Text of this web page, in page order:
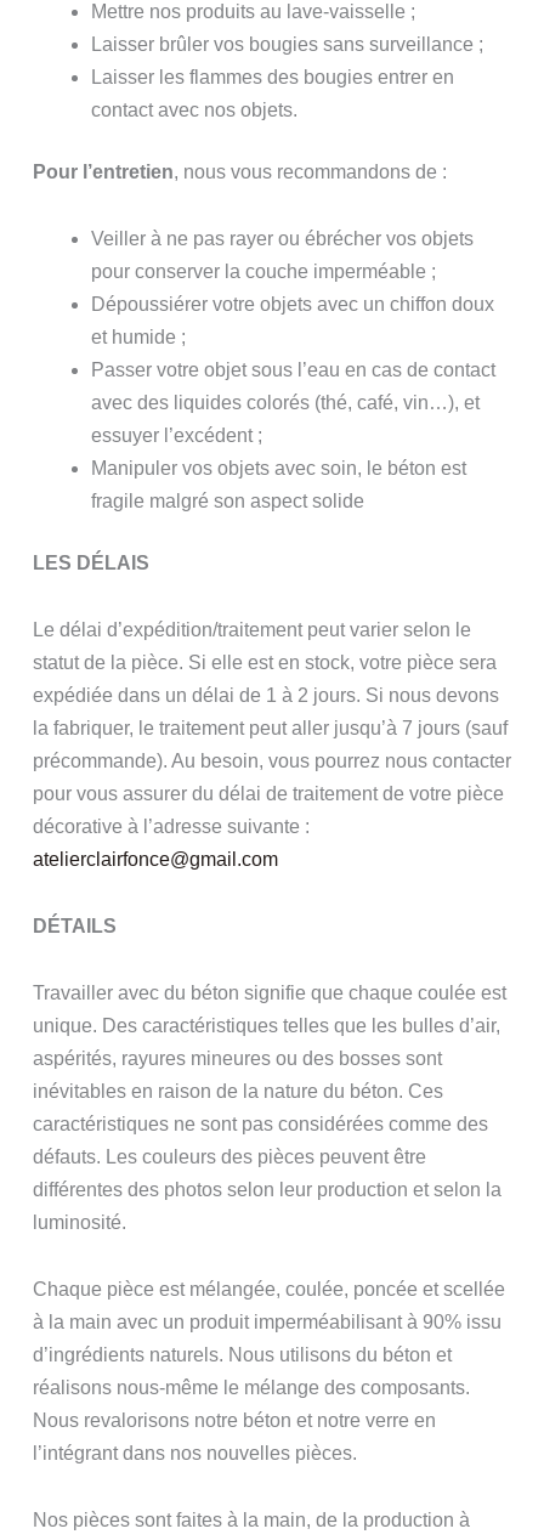
Mettre nos produits au lave-vaisselle ;
Laisser brûler vos bougies sans surveillance ;
Laisser les flammes des bougies entrer en
contact avec nos objets.
Pour l’entretien, nous vous recommandons de :
Veiller à ne pas rayer ou ébrécher vos objets
pour conserver la couche imperméable ;
Dépoussiérer votre objets avec un chiffon doux
et humide ;
Passer votre objet sous l’eau en cas de contact
avec des liquides colorés (thé, café, vin…), et
essuyer l’excédent ;
Manipuler vos objets avec soin, le béton est
fragile malgré son aspect solide
LES DÉLAIS
Le délai d’expédition/traitement peut varier selon le
statut de la pièce. Si elle est en stock, votre pièce sera
expédiée dans un délai de 1 à 2 jours. Si nous devons
la fabriquer, le traitement peut aller jusqu’à 7 jours (sauf
précommande). Au besoin, vous pourrez nous contacter
pour vous assurer du délai de traitement de votre pièce
décorative à l’adresse suivante :
atelierclairfonce@gmail.com
DÉTAILS
Travailler avec du béton signifie que chaque coulée est
unique. Des caractéristiques telles que les bulles d’air,
aspérités, rayures mineures ou des bosses sont
inévitables en raison de la nature du béton. Ces
caractéristiques ne sont pas considérées comme des
défauts. Les couleurs des pièces peuvent être
différentes des photos selon leur production et selon la
luminosité.
Chaque pièce est mélangée, coulée, poncée et scellée
à la main avec un produit imperméabilisant à 90% issu
d’ingrédients naturels. Nous utilisons du béton et
réalisons nous-même le mélange des composants.
Nous revalorisons notre béton et notre verre en
l’intégrant dans nos nouvelles pièces.
Nos pièces sont faites à la main, de la production à